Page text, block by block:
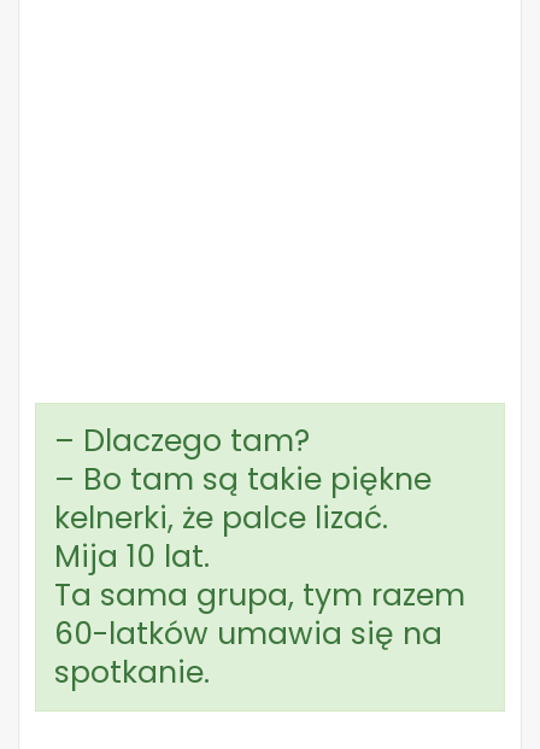
– Dlaczego tam?
– Bo tam są takie piękne
kelnerki, że palce lizać.
Mija 10 lat.
Ta sama grupa, tym razem
60-latków umawia się na
spotkanie.